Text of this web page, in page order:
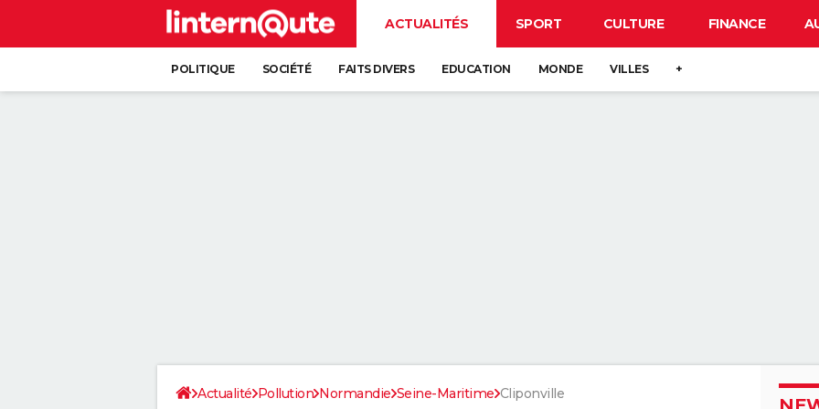
ACTUALITÉS SPORT CULTURE FINANCE
POLITIQUE SOCIÉTÉ FAITS DIVERS EDUCATION MONDE VILLES +
Actualité Pollution Normandie Seine-Maritime Cliponville